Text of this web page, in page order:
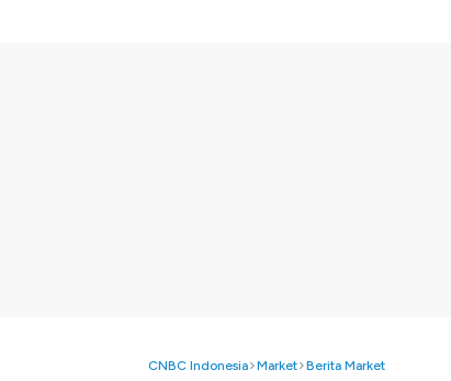
CNBC Indonesia Market Berita Market